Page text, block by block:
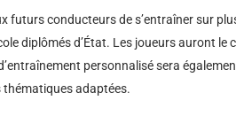
futurs conducteurs de s’entraîner sur
diplômés d’État. Les joueurs auront
personnalisé sera
thématiques adaptées.